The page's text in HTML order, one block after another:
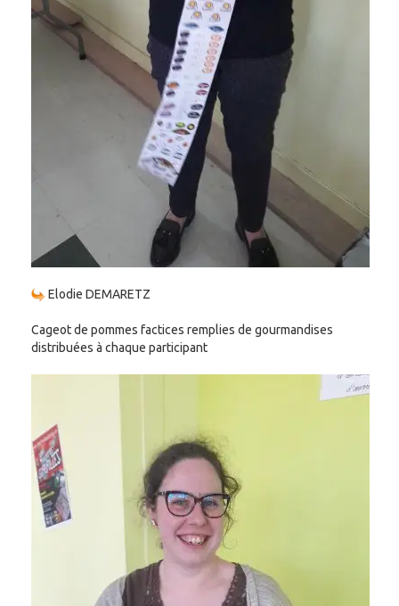
Elodie DEMARETZ
Cageot de pommes factices remplies de gourmandises
distribuées à chaque participant